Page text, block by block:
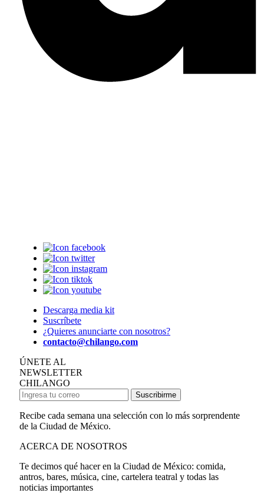
Descarga media kit
Suscríbete
¿Quieres anunciarte con nosotros?
contacto@chilango.com
ÚNETE AL
NEWSLETTER
CHILANGO
Suscribirme
Recibe cada semana una selección con lo más sorprendente
de la Ciudad de México.
ACERCA DE NOSOTROS
Te decimos qué hacer en la Ciudad de México: comida,
antros, bares, música, cine, cartelera teatral y todas las
noticias importantes